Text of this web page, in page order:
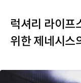
럭셔리 라이프
위한 제네시스